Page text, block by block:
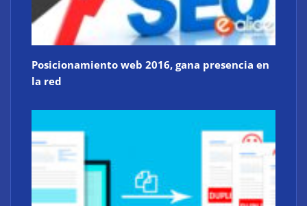
Posicionamiento web 2016, gana presencia en
la red